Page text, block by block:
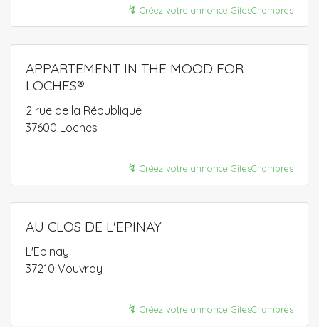
↯ Créez votre annonce GitesChambres
APPARTEMENT IN THE MOOD FOR
LOCHES®
2 rue de la République
37600 Loches
↯ Créez votre annonce GitesChambres
AU CLOS DE L'EPINAY
L'Epinay
37210 Vouvray
↯ Créez votre annonce GitesChambres